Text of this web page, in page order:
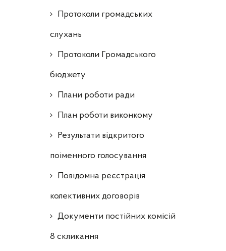
Протоколи громадських
слухань
Протоколи Громадського
бюджету
Плани роботи ради
План роботи виконкому
Результати відкритого
поіменного голосування
Повідомна реєстрація
колективних договорів
Документи постійних комісій
8 скликання